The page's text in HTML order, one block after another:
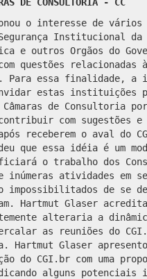
o interesse de vários
Institucional da
e outros Orgãos do
questões relacionadas
Para essa finalidade, a
estas instituições
de Consultoria
com sugestões e
receberem o aval do
que essa idéia é um
o trabalho dos
inúmeras atividades em
impossibilitados de se
Hartmut Glaser
alteraria a
as reuniões do
Hartmut Glaser
do CGI.br com uma
alguns potenciais